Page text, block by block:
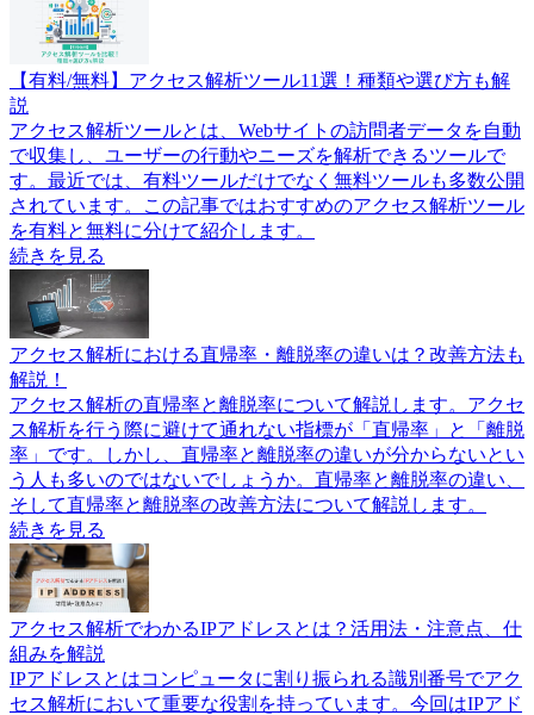
【有料/無料】アクセス解析ツール11選！種類や選び方も解
説
アクセス解析ツールとは、Webサイトの訪問者データを自動
で収集し、ユーザーの行動やニーズを解析できるツールで
す。最近では、有料ツールだけでなく無料ツールも多数公開
されています。この記事ではおすすめのアクセス解析ツール
を有料と無料に分けて紹介します。
続きを見る
アクセス解析における直帰率・離脱率の違いは？改善方法も
解説！
アクセス解析の直帰率と離脱率について解説します。アクセ
ス解析を行う際に避けて通れない指標が「直帰率」と「離脱
率」です。しかし、直帰率と離脱率の違いが分からないとい
う人も多いのではないでしょうか。直帰率と離脱率の違い、
そして直帰率と離脱率の改善方法について解説します。
続きを見る
アクセス解析でわかるIPアドレスとは？活用法・注意点、仕
組みを解説
IPアドレスとはコンピュータに割り振られる識別番号でアク
セス解析において重要な役割を持っています。今回はIPアド